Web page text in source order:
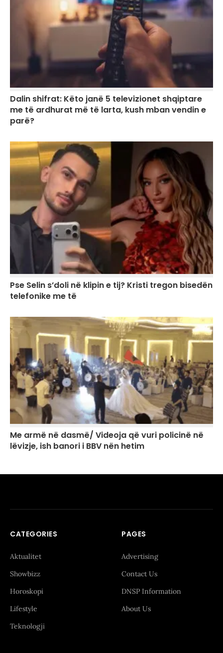
Dalin shifrat: Këto janë 5 televizionet shqiptare
me të ardhurat më të larta, kush mban vendin e
parë?
Pse Selin s’doli në klipin e tij? Kristi tregon bisedën
telefonike me të
Me armë në dasmë/ Videoja që vuri policinë në
lëvizje, ish banori i BBV nën hetim
CATEGORIES
Aktualitet
Showbizz
Horoskopi
Lifestyle
Teknologji
PAGES
Advertising
Contact Us
DNSP Information
About Us